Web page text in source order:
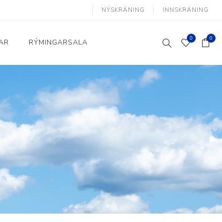
NÝSKRÁNING INNSKRÁNING
Heimili og skrifstofa
Baðherbergi
Eldhús
Lyftihægindastólar
Stólar og vinnuvernd
Athafnir daglegs lífs
RÝMINGARSALA 0 0